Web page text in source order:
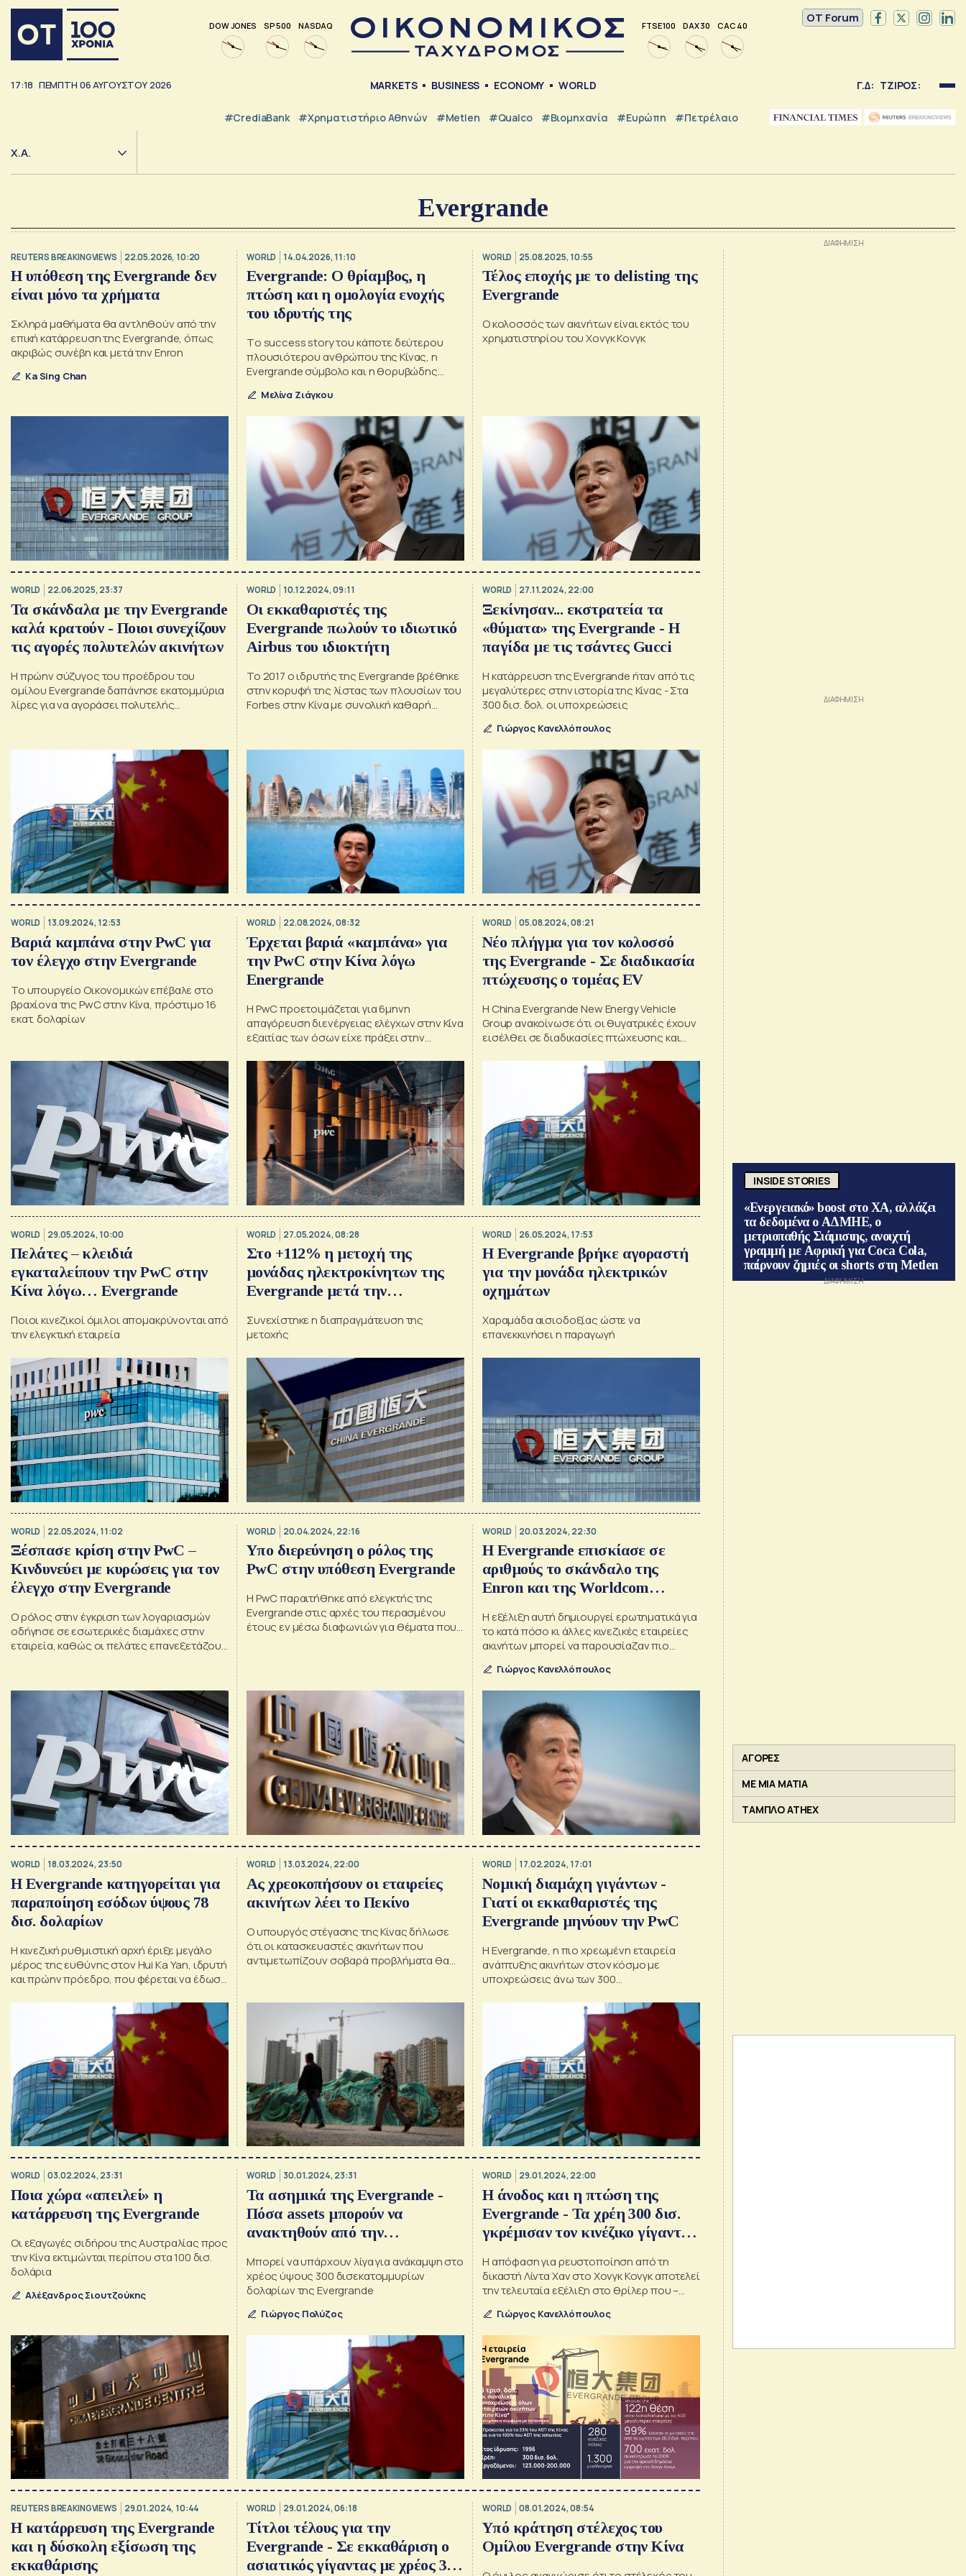
DOW JONES SP 500 NASDAQ FTSE 100 DAX 30 CAC 40
OT Forum
17:18 ΠΕΜΠΤΗ 06ΑΥΓΟΥΣΤΟΥ 2026 MARKETS BUSINESS ECONOMY WORLD Γ.Δ: ΤΖΙΡΟΣ:
#CrediaBank #Χρηματιστήριο Αθηνών #metlen #Qualco #Βιομηχανία #Ευρώπη #Πετρέλαιο
Χ.Α.
Evergrande
REUTERS BREAKINGVIEWS 22.05.2026, 10:20
Η υπόθεση της Evergrande δεν
είναι μόνο τα χρήματα
Σκληρά μαθήματα θα αντληθούν από την
επική κατάρρευση της Evergrande, όπως
ακριβώς συνέβη και μετά την Enron
Ka Sing Chan
WORLD 14.04.2026, 11:10
Evergrande: Ο θρίαμβος, η
πτώση και η ομολογία ενοχής
του ιδρυτής της
Τo success story του κάποτε δεύτερου
πλουσιότερου ανθρώπου της Κίνας, η
Evergrande σύμβολο και η θορυβώδης
Μελίνα Ζιάγκου
WORLD 25.08.2025, 10:55
Τέλος εποχής με το delisting της
Evergrande
Ο κολοσσός των ακινήτων είναι εκτός του
χρηματιστηρίου του Χονγκ Κονγκ
WORLD 22.06.2025, 23:37
Τα σκάνδαλα με την Evergrande
καλά κρατούν - Ποιοι συνεχίζουν
τις αγορές πολυτελών ακινήτων
Η πρώην σύζυγος του προέδρου του
ομίλου Evergrande δαπάνησε εκατομμύρια
λίρες για να αγοράσει πολυτελής
WORLD 10.12.2024, 09:11
Οι εκκαθαριστές της
Evergrande πωλούν το ιδιωτικό
Airbus του ιδιοκτήτη
Το 2017 ο ιδρυτής της Evergrande βρέθηκε
στην κορυφή της λίστας των πλουσίων του
Forbes στην Κίνα με συνολική καθαρή
WORLD 27.11.2024, 22:00
Ξεκίνησαν... εκστρατεία τα
«θύματα» της Evergrande - Η
παγίδα με τις τσάντες Gucci
Η κατάρρευση της Evergrande ήταν από τις
μεγαλύτερες στην ιστορία της Κίνας - Στα
300 δισ. δολ. οι υποχρεώσεις
Γιώργος Κανελλόπουλος
WORLD 13.09.2024, 12:53
Βαριά καμπάνα στην PwC για
τον έλεγχο στην Evergrande
Το υπουργείο Οικονομικών επέβαλε στο
βραχίονα της PwC στην Κίνα, πρόστιμο 16
εκατ. δολαρίων
WORLD 22.08.2024, 08:32
Έρχεται βαριά «καμπάνα» για
την PwC στην Κίνα λόγω
Energrande
Η PwC προετοιμάζεται για 6μηνη
απαγόρευση διενέργειας ελέγχων στην Κίνα
εξαιτίας των όσων είχε πράξει στην
Evergrande
WORLD 05.08.2024, 08:21
Νέο πλήγμα για τον κολοσσό
της Evergrande - Σε διαδικασία
πτώχευσης ο τομέας EV
Η China Evergrande New Energy Vehicle
Group ανακοίνωσε ότι οι θυγατρικές έχουν
εισέλθει σε διαδικασίες πτώχευσης και
WORLD 29.05.2024, 10:00
Πελάτες – κλειδιά
εγκαταλείπουν την PwC στην
Κίνα λόγω… Evergrande
Ποιοι κινεζικοί όμιλοι απομακρύνονται από
την ελεγκτική εταιρεία
WORLD 27.05.2024, 08:28
Στο +112% η μετοχή της
μονάδας ηλεκτροκίνητων της
Evergrande μετά την
Συνεχίστηκε η διαπραγμάτευση της
μετοχής
WORLD 26.05.2024, 17:53
H Evergrande βρήκε αγοραστή
για την μονάδα ηλεκτρικών
οχημάτων
Χαραμάδα αισιοδοξίας ώστε να
επανεκκινήσει η παραγωγή
WORLD 22.05.2024, 11:02
Ξέσπασε κρίση στην PwC –
Κινδυνεύει με κυρώσεις για τον
έλεγχο στην Evergrande
Ο ρόλος στην έγκριση των λογαριασμών
οδήγησε σε εσωτερικές διαμάχες στην
εταιρεία, καθώς οι πελάτες επανεξετάζουν
WORLD 20.04.2024, 22:16
Υπο διερεύνηση ο ρόλος της
PwC στην υπόθεση Evergrande
Η PwC παραιτήθηκε από ελεγκτής της
Evergrande στις αρχές του περασμένου
έτους εν μέσω διαφωνιών για θέματα που
WORLD 20.03.2024, 22:30
Η Evergrande επισκίασε σε
αριθμούς το σκάνδαλο της
Enron και της Worldcom
Η εξέλιξη αυτή δημιουργεί ερωτηματικά για
το κατά πόσο κι άλλες κινεζικές εταιρείες
ακινήτων μπορεί να παρουσίαζαν πιο
Γιώργος Κανελλόπουλος
WORLD 18.03.2024, 23:50
Η Evergrande κατηγορείται για
παραποίηση εσόδων ύψους 78
δισ. δολαρίων
Η κινεζική ρυθμιστική αρχή έριξε μεγάλο
μέρος της ευθύνης στον Hui Ka Yan, ιδρυτή
και πρώην πρόεδρο, που φέρεται να έδωσε
ετήσια αποτελέσματα της Hengda
WORLD 13.03.2024, 22:00
Ας χρεοκοπήσουν οι εταιρείες
ακινήτων λέει το Πεκίνο
Ο υπουργός στέγασης της Κίνας δήλωσε
ότι οι κατασκευαστές ακινήτων που
αντιμετωπίζουν σοβαρά προβλήματα θα
WORLD 17.02.2024, 17:01
Νομική διαμάχη γιγάντων -
Γιατί οι εκκαθαριστές της
Evergrande μηνύουν την PwC
Η Evergrande, η πιο χρεωμένη εταιρεία
ανάπτυξης ακινήτων στον κόσμο με
υποχρεώσεις άνω των 300
υποχρεώσεις της το 2021
WORLD 03.02.2024, 23:31
Ποια χώρα «απειλεί» η
κατάρρευση της Evergrande
Οι εξαγωγές σιδήρου της Αυστραλίας προς
την Κίνα εκτιμώνται περίπου στα 100 δισ.
δολάρια
Αλέξανδρος Σιουτζούκης
WORLD 30.01.2024, 23:31
Τα ασημικά της Evergrande -
Πόσα assets μπορούν να
ανακτηθούν από την
Μπορεί να υπάρχουν λίγα για ανάκαμψη στο
χρέος ύψους 300 δισεκατομμυρίων
δολαρίων της Evergrande
Γιώργος Πολύζος
WORLD 29.01.2024, 22:00
Η άνοδος και η πτώση της
Evergrande - Τα χρέη 300 δισ.
γκρέμισαν τον κινέζικο γίγαντα
Η απόφαση για ρευστοποίηση από τη
δικαστή Λίντα Χαν στο Χονγκ Κονγκ αποτελεί
την τελευταία εξέλιξη στο θρίλερ που –
Γιώργος Κανελλόπουλος
REUTERS BREAKINGVIEWS 29.01.2024, 10:44
Η κατάρρευση της Evergrande
και η δύσκολη εξίσωση της
εκκαθάρισης
WORLD 29.01.2024, 06:18
Τίτλοι τέλους για την
Evergrande - Σε εκκαθάριση ο
ασιατικός γίγαντας με χρέος 300
WORLD 08.01.2024, 08:54
Υπό κράτηση στέλεχος του
Ομίλου Evergrande στην Κίνα
INSIDE STORIES
«Ενεργειακό» boost στο ΧΑ, αλλάζει
τα δεδομένα ο ΑΔΜΗΕ, ο
μετριοπαθής Σιάμισιης, ανοιχτή
γραμμή με Αφρική για Coca Cola,
παίρνουν ζημιές οι shorts στη Metlen
ΑΓΟΡΕΣ
ΜΕ ΜΙΑ ΜΑΤΙΑ
ΤΑΜΠΛΟ ATHEX